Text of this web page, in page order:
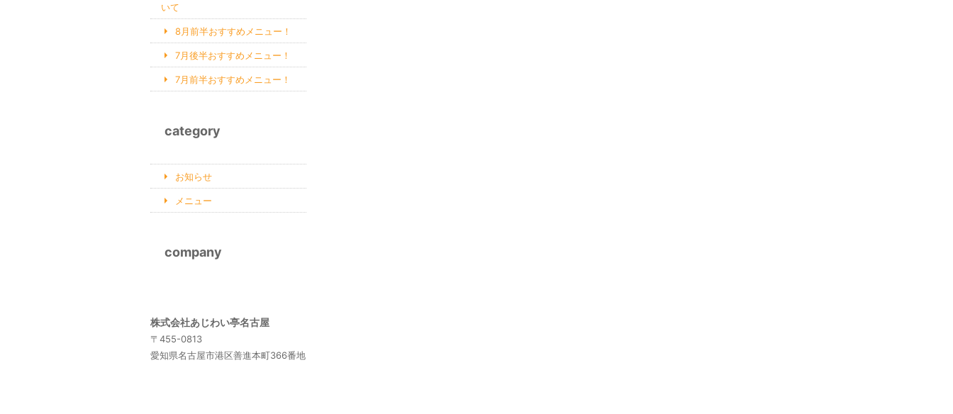
いて
8月前半おすすめメニュー！
7月後半おすすめメニュー！
7月前半おすすめメニュー！
category
お知らせ
メニュー
company
株式会社あじわい亭名古屋
〒455-0813
愛知県名古屋市港区善進本町366番地